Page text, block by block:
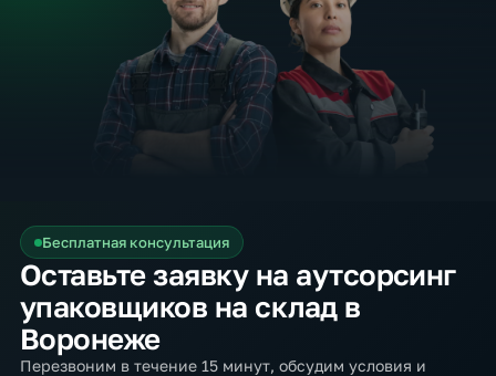
Бесплатная консультация
Оставьте заявку на аутсорсинг
упаковщиков на склад в
Воронеже
Перезвоним в течение 15 минут, обсудим условия и